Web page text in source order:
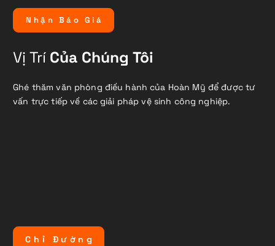
N hậ n B á o G i á
Vị TríCủa Chúng Tôi
Ghé thăm văn phòng điều hành của Hoàn Mỹ để được tư
vấn trực tiếp về các giải pháp vệ sinh công nghiệp.
C h ỉ Đ ư ờ n g